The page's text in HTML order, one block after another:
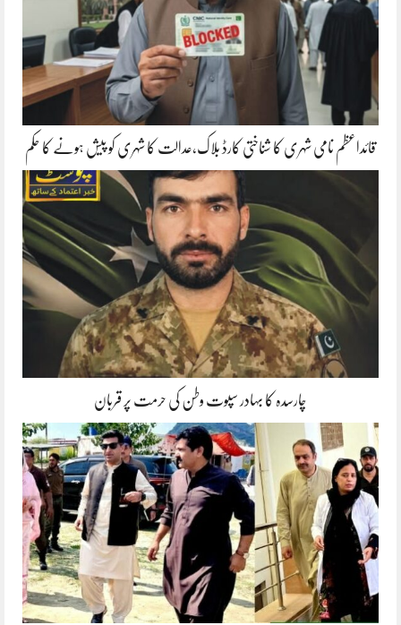
قائداعظم نامی شہری کا شناختی کارڈ بلاک،عدالت کا شہری کو پیش ہونے کا حکم
چارسدہ کا بہادر سپوت وطن کی حرمت پر قربان